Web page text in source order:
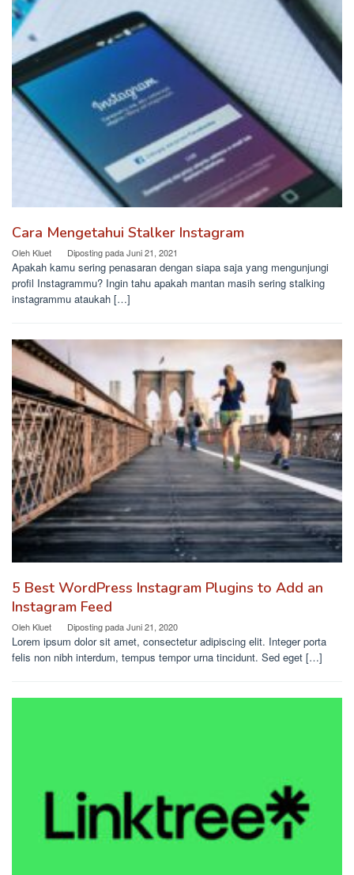
Cara Mengetahui Stalker Instagram
Oleh Kluet Diposting padaJuni 21, 2021
Apakah kamu sering penasaran dengan siapa saja yang mengunjungi
profil Instagrammu? Ingin tahu apakah mantan masih sering stalking
instagrammu ataukah […]
5 Best WordPress Instagram Plugins to Add an
Instagram Feed
Oleh Kluet Diposting padaJuni 21, 2020
Lorem ipsum dolor sit amet, consectetur adipiscing elit. Integer porta
felis non nibh interdum, tempus tempor urna tincidunt. Sed eget […]